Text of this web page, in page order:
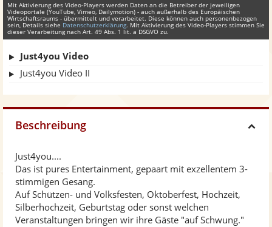
Mit Aktivierung des Video-Players werden Daten an die Betreiber der jeweiligen
Videoportale (YouTube, Vimeo, Dailymotion) - auch außerhalb des Europäischen
Wirtschaftsraums - übermittelt und verarbeitet. Diese können auch personenbezogen
sein, Details siehe Datenschutzerklärung. Mit Aktivierung des Video-Players stimmen Sie
dieser Verarbeitung nach Art. 49 Abs. 1 lit. a DSGVO zu.
Just4you Video
Just4you Video II
Beschreibung
Just4you....
Das ist pures Entertainment, gepaart mit exzellentem 3-
stimmigen Gesang.
Auf Schützen- und Volksfesten, Oktoberfest, Hochzeit,
Silberhochzeit, Geburtstag oder sonst welchen
Veranstaltungen bringen wir ihre Gäste "auf Schwung."